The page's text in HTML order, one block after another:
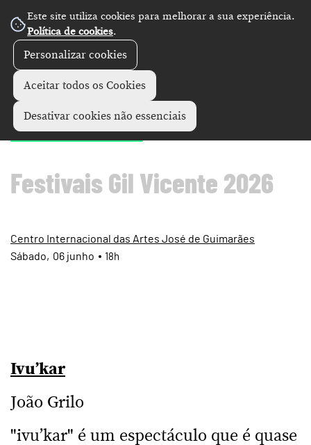
Este site utiliza cookies para melhorar a sua experiência.
Política de cookies.
Personalizar cookies
Aceitar todos os Cookies
Desativar cookies não essenciais
Artes performativas Festivais de Gil Vicente
"Ivu’kar"
Festivais Gil Vicente 2026
Centro Internacional das Artes José de Guimarães
06 junho
Sábado 18h
Ivu’kar
João Grilo
"ivu’kar" é um espectáculo que é quase